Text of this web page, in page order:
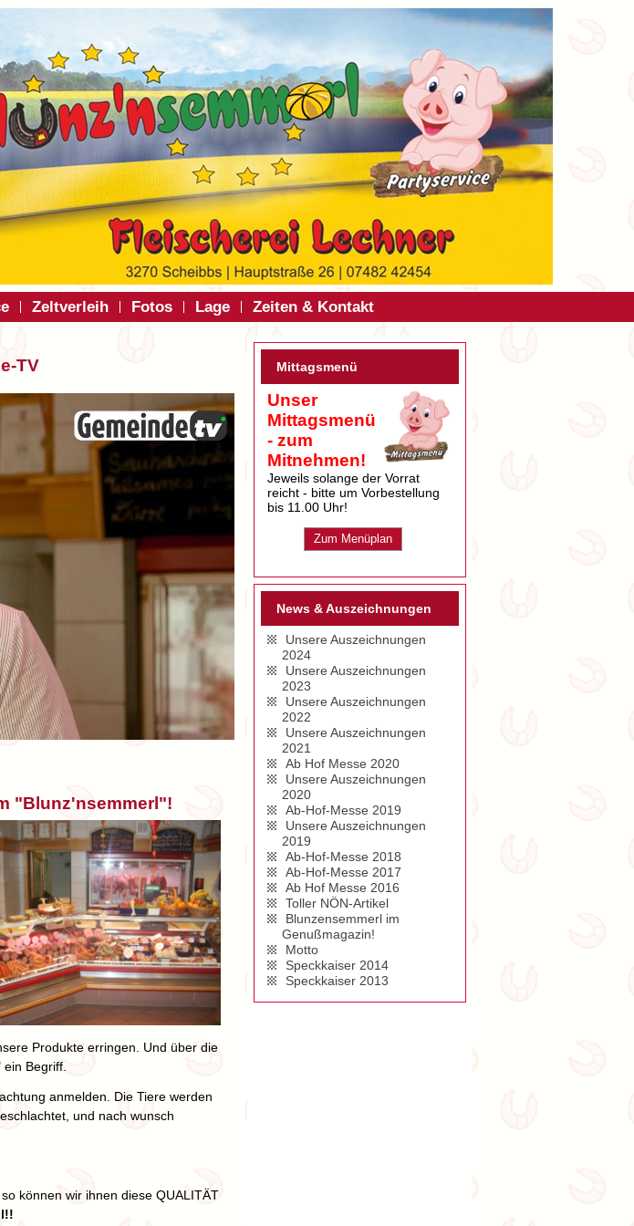
Zeltverleih Fotos Lage Zeiten & Kontakt
TV
"Blunz'nsemmerl"!
Produkte erringen. Und über die
Begriff.
anmelden. Die Tiere werden
und nach wunsch
können wir ihnen diese QUALITÄT
Mittagsmenü
Unser
Mittagsmenü
- zum
Mitnehmen!
Jeweils solange der Vorrat
reicht - bitte um Vorbestellung
bis 11.00 Uhr!
Zum Menüplan
News & Auszeichnungen
Unsere Auszeichnungen
2024
Unsere Auszeichnungen
2023
Unsere Auszeichnungen
2022
Unsere Auszeichnungen
2021
Ab Hof Messe 2020
Unsere Auszeichnungen
2020
Ab-Hof-Messe 2019
Unsere Auszeichnungen
2019
Ab-Hof-Messe 2018
Ab-Hof-Messe 2017
Ab Hof Messe 2016
Toller NÖN-Artikel
Blunzensemmerl im
Genußmagazin!
Motto
Speckkaiser 2014
Speckkaiser 2013